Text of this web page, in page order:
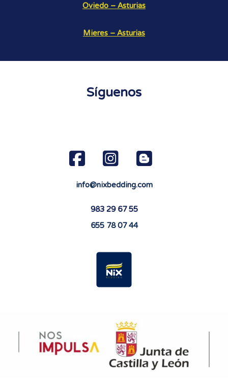
Oviedo – Asturias
Mieres – Asturias
Síguenos
info@nixbedding.com
983 29 67 55
655 78 07 44